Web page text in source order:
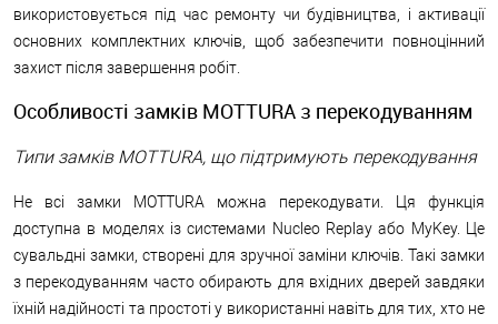
використовується під час ремонту чи будівництва, і активації
основних комплектних ключів, щоб забезпечити повноцінний
захист після завершення робіт.
Особливості замків MOTTURA з перекодуванням
Типи замків MOTTURA, що підтримують перекодування
Не всі замки MOTTURA можна перекодувати. Ця функція
доступна в моделях із системами Nucleo Replay або MyKey. Це
сувальдні замки, створені для зручної заміни ключів. Такі замки
з перекодуванням часто обирають для вхідних дверей завдяки
їхній надійності та простоті у використанні навіть для тих, хто не